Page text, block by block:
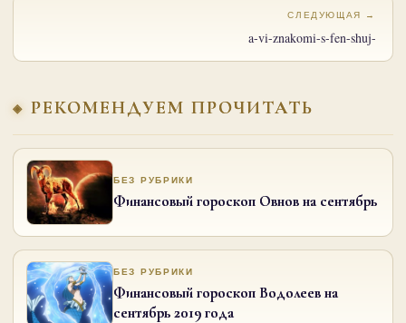
СЛЕДУЮЩАЯ →
a-vi-znakomi-s-fen-shuj-
РЕКОМЕНДУЕМ ПРОЧИТАТЬ
БЕЗ РУБРИКИ
Финансовый гороскоп Овнов на сентябрь
БЕЗ РУБРИКИ
Финансовый гороскоп Водолеев на
сентябрь 2019 года